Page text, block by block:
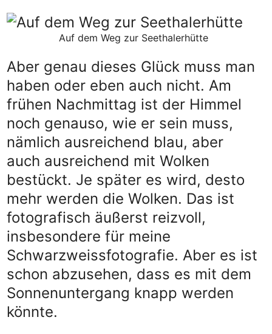
Auf dem Weg zur Seethalerhütte
Aber genau dieses Glück muss man
haben oder eben auch nicht. Am
frühen Nachmittag ist der Himmel
noch genauso, wie er sein muss,
nämlich ausreichend blau, aber
auch ausreichend mit Wolken
bestückt. Je später es wird, desto
mehr werden die Wolken. Das ist
fotografisch äußerst reizvoll,
insbesondere für meine
Schwarzweissfotografie. Aber es ist
schon abzusehen, dass es mit dem
Sonnenuntergang knapp werden
könnte.